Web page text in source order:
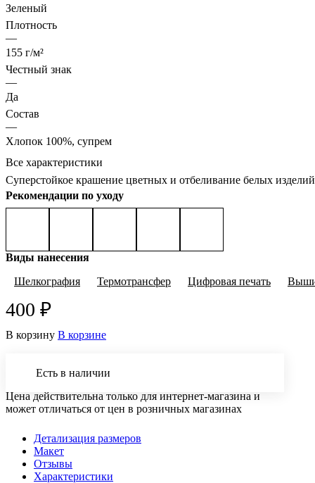
Зеленый
Плотность
—
155 г/м²
Честный знак
—
Да
Состав
—
Хлопок 100%, супрем
Все характеристики
Cуперстойкое крашение цветных и отбеливание белых
Рекомендации по уходу
Виды нанесения
Шелкография
Термотрансфер Цифровая печать
400 ₽
В корзину В корзине
Есть в наличии
Цена действительна только для интернет-магазина и
может отличаться от цен в розничных магазинах
Детализация размеров
Макет
Отзывы
Характеристики